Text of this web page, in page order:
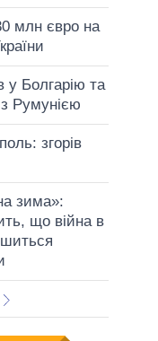
млн євро на
у Болгарію та
Румунією
згорів
зима»:
що війна в